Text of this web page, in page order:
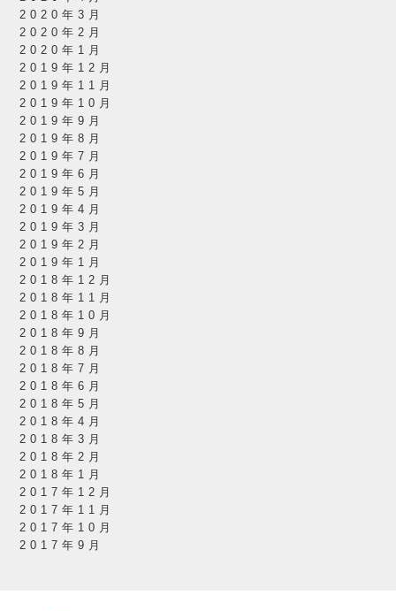
2020年3月
2020年2月
2020年1月
2019年12月
2019年11月
2019年10月
2019年9月
2019年8月
2019年7月
2019年6月
2019年5月
2019年4月
2019年3月
2019年2月
2019年1月
2018年12月
2018年11月
2018年10月
2018年9月
2018年8月
2018年7月
2018年6月
2018年5月
2018年4月
2018年3月
2018年2月
2018年1月
2017年12月
2017年11月
2017年10月
2017年9月